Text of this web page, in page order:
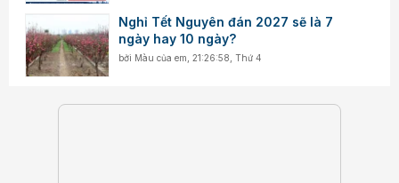
Nghỉ Tết Nguyên đán 2027 sẽ là 7
ngày hay 10 ngày?
bởi Màu của em ,21:26:58, Thứ 4